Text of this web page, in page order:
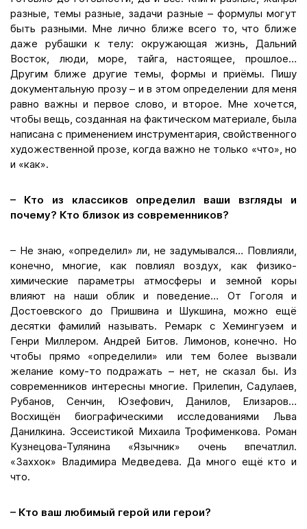
разные, темы разные, задачи разные – формулы могут
быть разными. Мне лично ближе всего то, что ближе
даже рубашки к телу: окружающая жизнь, Дальний
Восток, люди, море, тайга, настоящее, прошлое…
Другим ближе другие темы, формы и приёмы. Пишу
документальную прозу – и в этом определении для меня
равно важны и первое слово, и второе. Мне хочется,
чтобы вещь, созданная на фактическом материале, была
написана с применением инструментария, свойственного
художественной прозе, когда важно не только «что», но
и «как».
– Кто из классиков определил ваши взгляды и
почему? Кто близок из современников?
– Не знаю, «определил» ли, не задумывался… Повлияли,
конечно, многие, как повлиял воздух, как физико-
химические параметры атмосферы и земной коры
влияют на наши облик и поведение… От Гоголя и
Достоевского до Пришвина и Шукшина, можно ещё
десятки фамилий называть. Ремарк с Хемингуэем и
Генри Миллером. Андрей Битов. Лимонов, конечно. Но
чтобы прямо «определили» или тем более вызвали
желание кому-то подражать – нет, не сказал бы. Из
современников интересны многие. Прилепин, Садулаев,
Рубанов, Сенчин, Юзефович, Данилов, Елизаров…
Восхищён биографическими исследованиями Льва
Данилкина. Эссеистикой Михаила Трофименкова. Роман
Кузнецова-Тулянина «Язычник» очень впечатлил.
«Заххок» Владимира Медведева. Да много ещё кто и
что.
– Кто ваш любимый герой или герои?